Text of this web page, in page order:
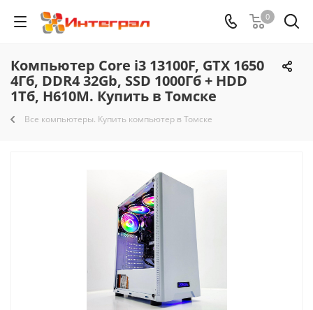
0
Компьютер Core i3 13100F, GTX 1650
4Гб, DDR4 32Gb, SSD 1000Гб + HDD
1Тб, H610M. Купить в Томске
Все компьютеры. Купить компьютер в Томске